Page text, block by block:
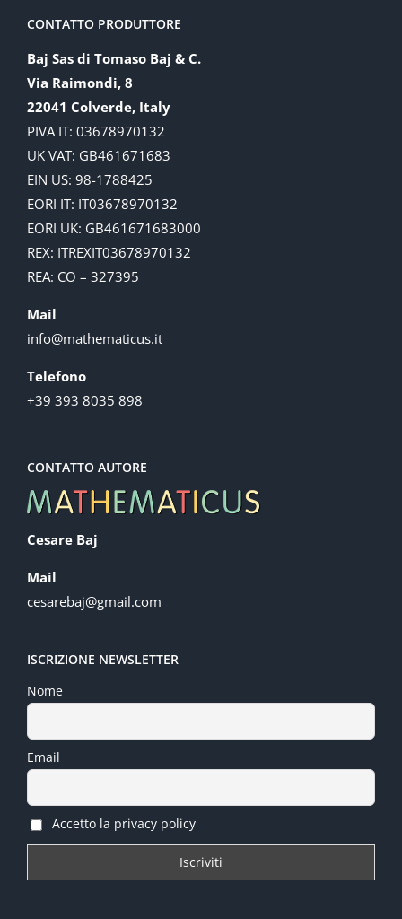
CONTATTO PRODUTTORE
Baj Sas di Tomaso Baj & C.
Via Raimondi, 8
22041 Colverde, Italy
PIVA IT: 03678970132
UK VAT: GB461671683
EIN US: 98-1788425
EORI IT: IT03678970132
EORI UK: GB461671683000
REX: ITREXIT03678970132
REA: CO – 327395
Mail
info@mathematicus.it
Telefono
+39 393 8035 898
CONTATTO AUTORE
Cesare Baj
Mail
cesarebaj@gmail.com
ISCRIZIONE NEWSLETTER
Nome
Email
Accetto la privacy policy